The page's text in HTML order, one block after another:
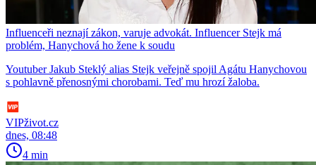
Influenceři neznají zákon, varuje advokát. Influencer Stejk má
problém, Hanychová ho žene k soudu
Youtuber Jakub Steklý alias Stejk veřejně spojil Agátu Hanychovou
s pohlavně přenosnými chorobami. Teď mu hrozí žaloba.
VIPživot.cz
dnes, 08:48
4 min